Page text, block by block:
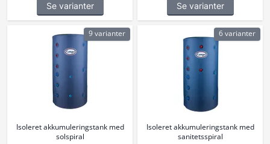
Se varianter Se varianter
Isoleret akkumuleringstank med
solspiral
9 varianter
Isoleret akkumuleringstank med
sanitetsspiral
6 varianter